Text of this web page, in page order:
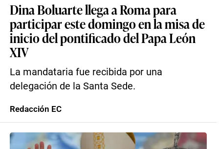
Dina Boluarte llega a Roma para
participar este domingo en la misa de
inicio del pontificado del Papa León
XIV
La mandataria fue recibida por una
delegación de la Santa Sede.
Redacción EC